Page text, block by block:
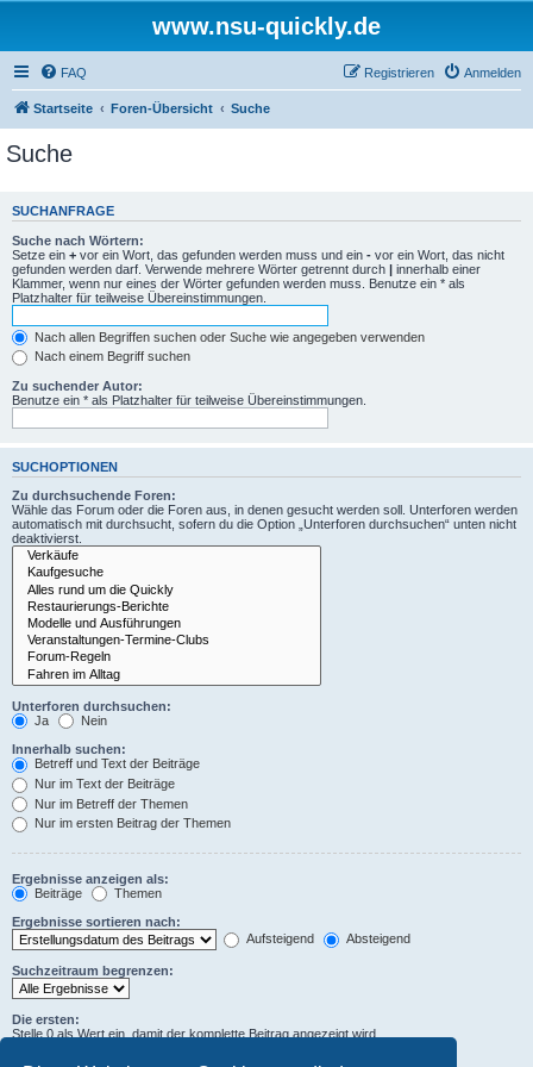
www.nsu-quickly.de
FAQ Anmelden
Registrieren
Startseite Foren-Übersicht Suche
Suche
SUCHANFRAGE
Suche nach Wörtern:
Setze ein + vor ein Wort, das gefunden werden muss und ein - vor ein Wort, das nicht
gefunden werden darf. Verwende mehrere Wörter getrennt durch | innerhalb einer
Klammer, wenn nur eines der Wörter gefunden werden muss. Benutze ein * als
Platzhalter für teilweise Übereinstimmungen.
Nach allen Begriffen suchen oder Suche wie angegeben verwenden
Nach einem Begriff suchen
Zu suchender Autor:
Benutze ein * als Platzhalter für teilweise Übereinstimmungen.
SUCHOPTIONEN
Zu durchsuchende Foren:
Wähle das Forum oder die Foren aus, in denen gesucht werden soll. Unterforen werden
automatisch mit durchsucht, sofern du die Option „Unterforen durchsuchen“ unten nicht
deaktivierst.
Unterforen durchsuchen:
Ja
Nein
Innerhalb suchen:
Betreff und Text der Beiträge
Nur im Text der Beiträge
Nur im Betreff der Themen
Nur im ersten Beitrag der Themen
Ergebnisse anzeigen als:
Beiträge
Themen
Ergebnisse sortieren nach:
Aufsteigend
Absteigend
Suchzeitraum begrenzen:
Die ersten:
Stelle 0 als Wert ein, damit der komplette Beitrag angezeigt wird.